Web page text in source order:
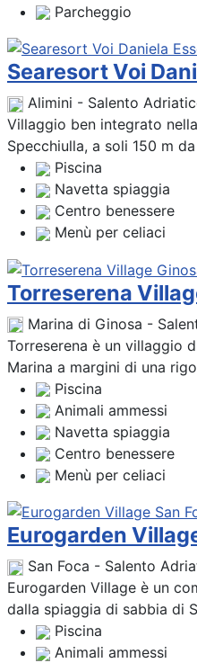
Parcheggio
Searesort Voi
Alimini - Salento
Villaggio ben integrato
Specchiulla, a soli 150 m
Piscina
Navetta spiaggia
Centro benessere
Menù per celiaci
Torreserena
Marina di Ginosa -
Torreserena è un villaggio
Marina a margini di una
Piscina
Animali ammessi
Navetta spiaggia
Centro benessere
Menù per celiaci
Eurogarden
San Foca - Salento
Eurogarden Village è un
dalla spiaggia di sabbia di
Piscina
Animali ammessi